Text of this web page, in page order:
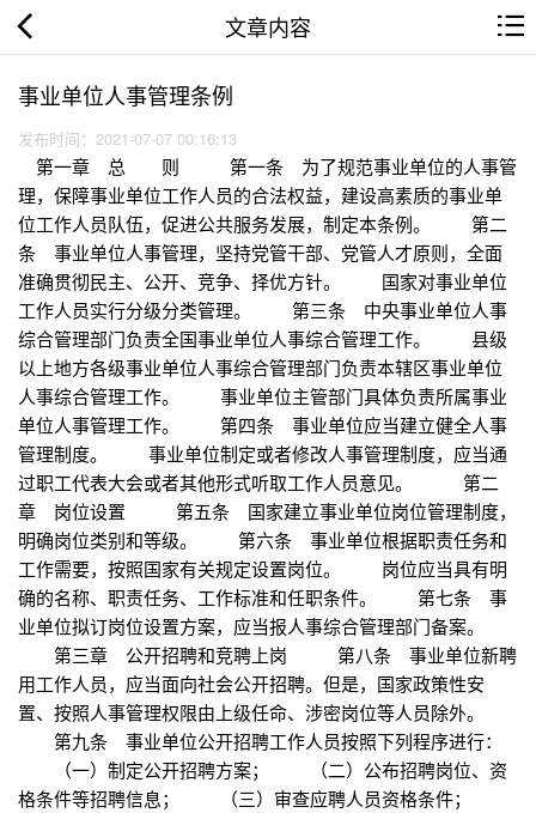
文章内容
事业单位人事管理条例
发布时间：2021-07-07 00:16:13
第一章 总 则 第一条 为了规范事业单位的人事管
理，保障事业单位工作人员的合法权益，建设高素质的事业单
位工作人员队伍，促进公共服务发展，制定本条例。 第二
条 事业单位人事管理，坚持党管干部、党管人才原则，全面
准确贯彻民主、公开、竞争、择优方针。 国家对事业单位
工作人员实行分级分类管理。 第三条 中央事业单位人事
综合管理部门负责全国事业单位人事综合管理工作。 县级
以上地方各级事业单位人事综合管理部门负责本辖区事业单位
人事综合管理工作。 事业单位主管部门具体负责所属事业
单位人事管理工作。 第四条 事业单位应当建立健全人事
管理制度。 事业单位制定或者修改人事管理制度，应当通
过职工代表大会或者其他形式听取工作人员意见。 第二
章 岗位设置 第五条 国家建立事业单位岗位管理制度，
明确岗位类别和等级。 第六条 事业单位根据职责任务和
工作需要，按照国家有关规定设置岗位。 岗位应当具有明
确的名称、职责任务、工作标准和任职条件。 第七条 事
业单位拟订岗位设置方案，应当报人事综合管理部门备案。
第三章 公开招聘和竞聘上岗 第八条 事业单位新聘
用工作人员，应当面向社会公开招聘。但是，国家政策性安
置、按照人事管理权限由上级任命、涉密岗位等人员除外。
第九条 事业单位公开招聘工作人员按照下列程序进行：
（一）制定公开招聘方案； （二）公布招聘岗位、资
格条件等招聘信息； （三）审查应聘人员资格条件；